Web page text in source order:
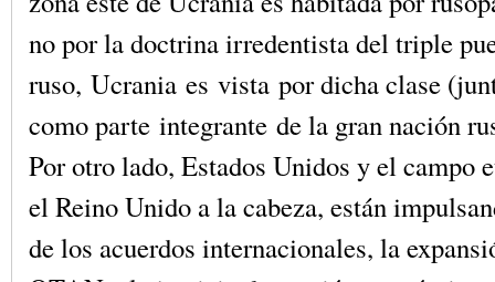
no por la doctrina irredentista del triple
ruso, Ucrania es vista por dicha clase
como parte integrante de la gran nación
Por otro lado, Estados Unidos y el campo
el Reino Unido a la cabeza, están
de los acuerdos internacionales, la